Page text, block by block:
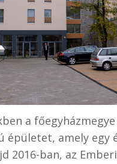
a
épületet, amely egy
2016-ban, az Emberi